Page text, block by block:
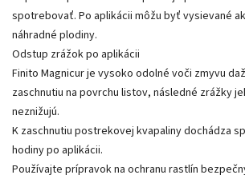
spotrebovať. Po aplikácii môžu byť vysievané
náhradné plodiny.
Odstup zrážok po aplikácii
Finito Magnicur je vysoko odolné voči zmyvu
zaschnutiu na povrchu listov, následné zrážky
neznižujú.
K zaschnutiu postrekovej kvapaliny dochádza
hodiny po aplikácii.
Používajte prípravok na ochranu rastlín